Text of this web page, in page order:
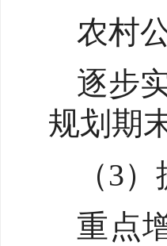
农村
逐步
规划期
（3
重点